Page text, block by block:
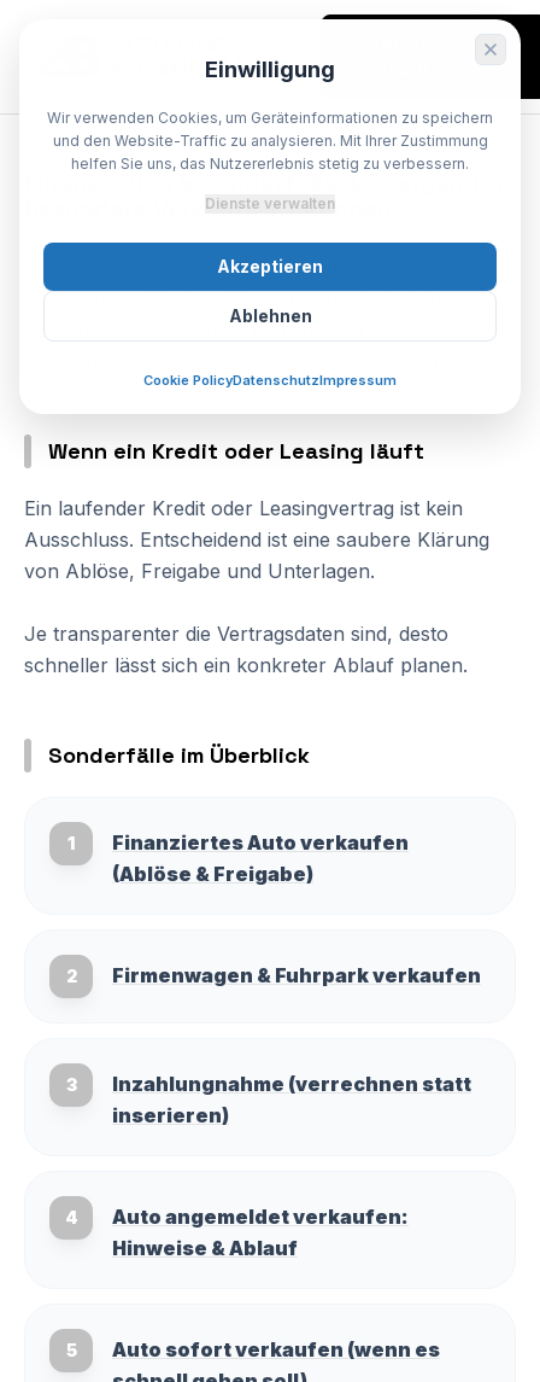
SPEZIALIST BODENHEIM
Finanzierung Lösungen
Verkaufssituationen
Nicht jeder Autoverkauf ist „Standard“. Ob
Finanzierung, Leasing, Firmenwagen oder ein
Verkauf im angemeldeten Zustand – hier finden Sie
Wenn ein Kredit oder Leasing läuft
Ein laufender Kredit oder Leasingvertrag ist kein
Ausschluss. Entscheidend ist eine saubere Klärung
von Ablöse, Freigabe und Unterlagen.
Je transparenter die Vertragsdaten sind, desto
schneller lässt sich ein konkreter Ablauf planen.
Sonderfälle im Überblick
1
Finanziertes Auto verkaufen
(Ablöse & Freigabe)
2 Firmenwagen & Fuhrpark verkaufen
3
Inzahlungnahme (verrechnen statt
inserieren)
4
Auto angemeldet verkaufen:
Hinweise & Ablauf
5
Auto sofort verkaufen (wenn es
Einwilligung
Wir verwenden Cookies, um Geräteinformationen zu speichern
und den Website-Traffic zu analysieren. Mit Ihrer Zustimmung
helfen Sie uns, das Nutzererlebnis stetig zu verbessern.
Dienste verwalten
Akzeptieren
Ablehnen
Cookie PolicyDatenschutzImpressum